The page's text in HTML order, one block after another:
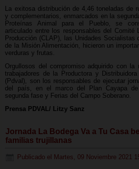
La exitosa distribución de 4,46 toneladas de
y complementarios, enmarcados en la
Proteínas Animal para el Pueblo, se
articulado entre los responsables del Comité
Producción (CLAP), las Unidades Socialistas
de la Misión Alimentación, hicieron un
verduras y frutas.
Orgullosos del compromiso adquirido con la
trabajadores de la Productora y
(Pdval), son los responsables de ejecutar
del país, en el marco del Plan Cayapa
segunda fase y Ferias del Campo Soberano.
Prensa PDVAL/ Litzy Sanz
Jornada La Bodega Va a Tu Casa
familias trujillanas
Publicado el Martes, 09 Noviembre 2021